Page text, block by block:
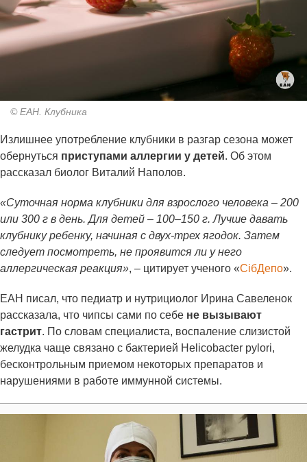
© ЕАН. Клубника
Излишнее употребление клубники в разгар сезона может
обернуться приступами аллергии у детей. Об этом
рассказал биолог Виталий Наполов.
«Суточная норма клубники для взрослого человека – 200
или 300 г в день. Для детей – 100–150 г. Лучше давать
клубнику ребенку, начиная с двух-трех ягодок. Затем
следует посмотреть, не проявится ли у него
аллергическая реакция», – цитирует ученого «СiбДепо».
ЕАН писал, что педиатр и нутрициолог Ирина Савеленок
рассказала, что чипсы сами по себе не вызывают
гастрит. По словам специалиста, воспаление слизистой
желудка чаще связано с бактерией Helicobacter pylori,
бесконтрольным приемом некоторых препаратов и
нарушениями в работе иммунной системы.